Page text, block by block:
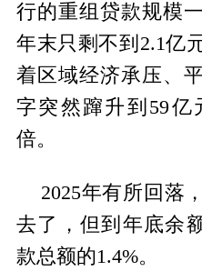
行的重组贷款规模
年末只剩不到2.1亿
着区域经济承压、
字突然蹿升到59亿
倍。
2025年有所回落
去了，但到年底余
款总额的1.4%。